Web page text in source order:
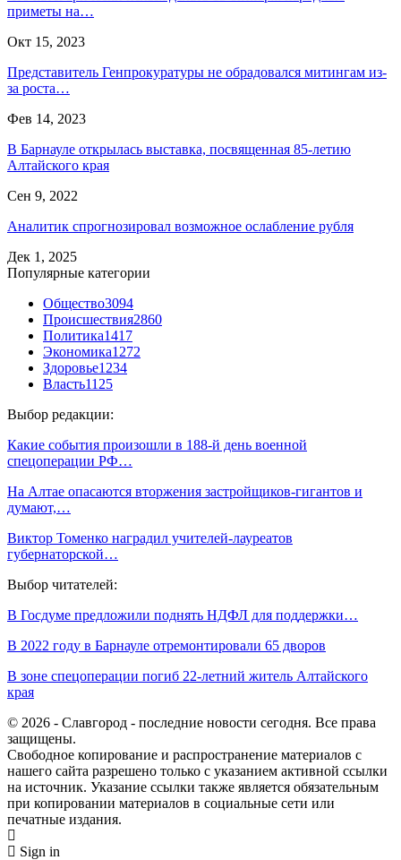
приметы на…
Окт 15, 2023
Представитель Генпрокуратуры не обрадовался митингам из-
за роста…
Фев 14, 2023
В Барнауле открылась выставка, посвященная 85-летию
Алтайского края
Сен 9, 2022
Аналитик спрогнозировал возможное ослабление рубля
Дек 1, 2025
Популярные категории
Общество3094
Происшествия2860
Политика1417
Экономика1272
Здоровье1234
Власть1125
Выбор редакции:
Какие события произошли в 188-й день военной
спецоперации РФ…
На Алтае опасаются вторжения застройщиков-гигантов и
думают,…
Виктор Томенко наградил учителей-лауреатов
губернаторской…
Выбор читателей:
В Госдуме предложили поднять НДФЛ для поддержки…
В 2022 году в Барнауле отремонтировали 65 дворов
В зоне спецоперации погиб 22-летний житель Алтайского
края
© 2026 - Славгород - последние новости сегодня. Все права
защищены.
Свободное копирование и распространение материалов с
нашего сайта разрешено только с указанием активной ссылки
на источник. Указание ссылки также является обязательным
при копировании материалов в социальные сети или
печатные издания.
Sign in